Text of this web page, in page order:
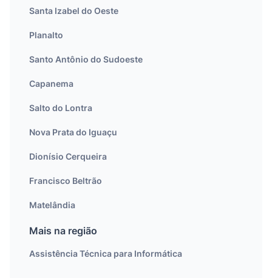
Santa Izabel do Oeste
Planalto
Santo Antônio do Sudoeste
Capanema
Salto do Lontra
Nova Prata do Iguaçu
Dionísio Cerqueira
Francisco Beltrão
Matelândia
Mais na região
Assistência Técnica para Informática